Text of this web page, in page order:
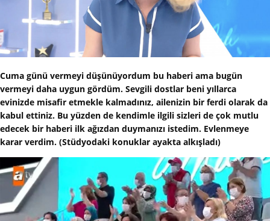
Cuma günü vermeyi düşünüyordum bu haberi ama bugün
vermeyi daha uygun gördüm. Sevgili dostlar beni yıllarca
evinizde misafir etmekle kalmadınız, ailenizin bir ferdi olarak da
kabul ettiniz. Bu yüzden de kendimle ilgili sizleri de çok mutlu
edecek bir haberi ilk ağızdan duymanızı istedim. Evlenmeye
karar verdim. (Stüdyodaki konuklar ayakta alkışladı)